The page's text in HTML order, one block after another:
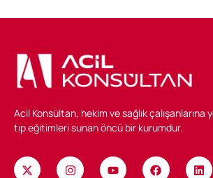
Acil Konsültan, hekim ve sağlık çalışanlarına
tıp eğitimleri sunan öncü bir kurumdur.